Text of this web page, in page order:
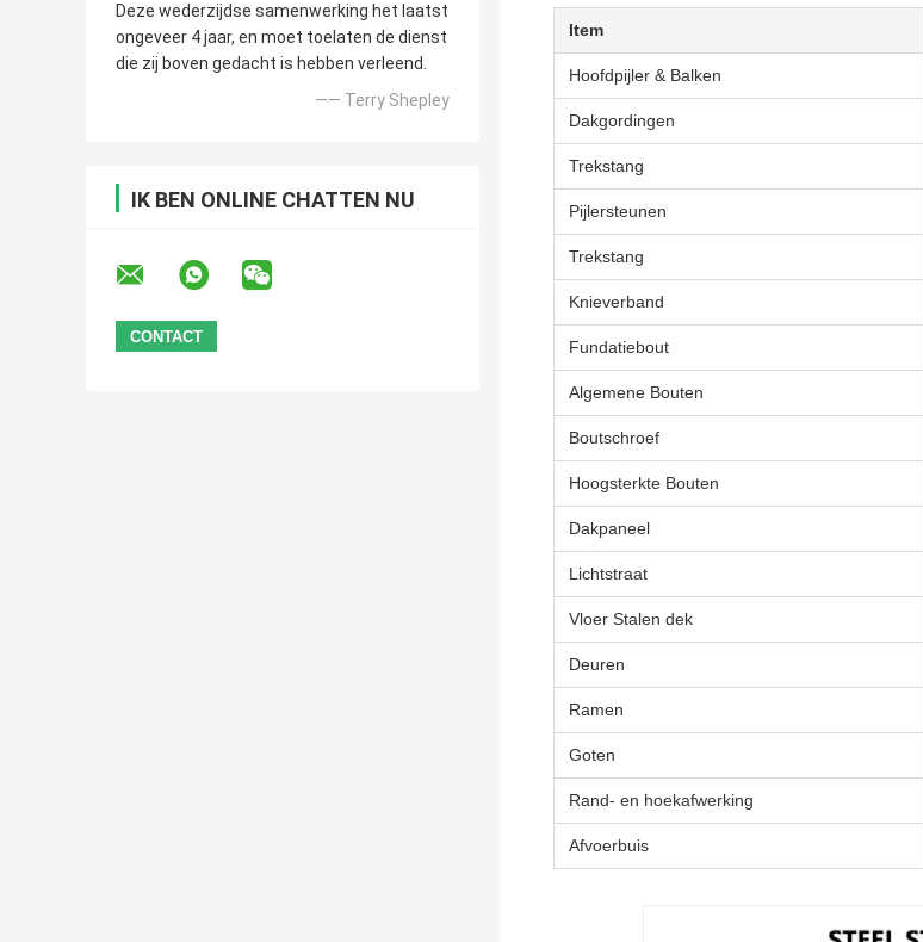
Deze wederzijdse samenwerking het laatst
ongeveer 4 jaar, en moet toelaten de dienst
die zij boven gedacht is hebben verleend.
—— Terry Shepley
IK BEN ONLINE CHATTEN NU
Item
Hoofdpijler & Balken
Dakgordingen
Trekstang
Pijlersteunen
Trekstang
Knieverband
Fundatiebout
Algemene Bouten
Boutschroef
Hoogsterkte Bouten
Dakpaneel
Lichtstraat
Vloer Stalen dek
Deuren
Ramen
Goten
Rand- en hoekafwerking
Afvoerbuis